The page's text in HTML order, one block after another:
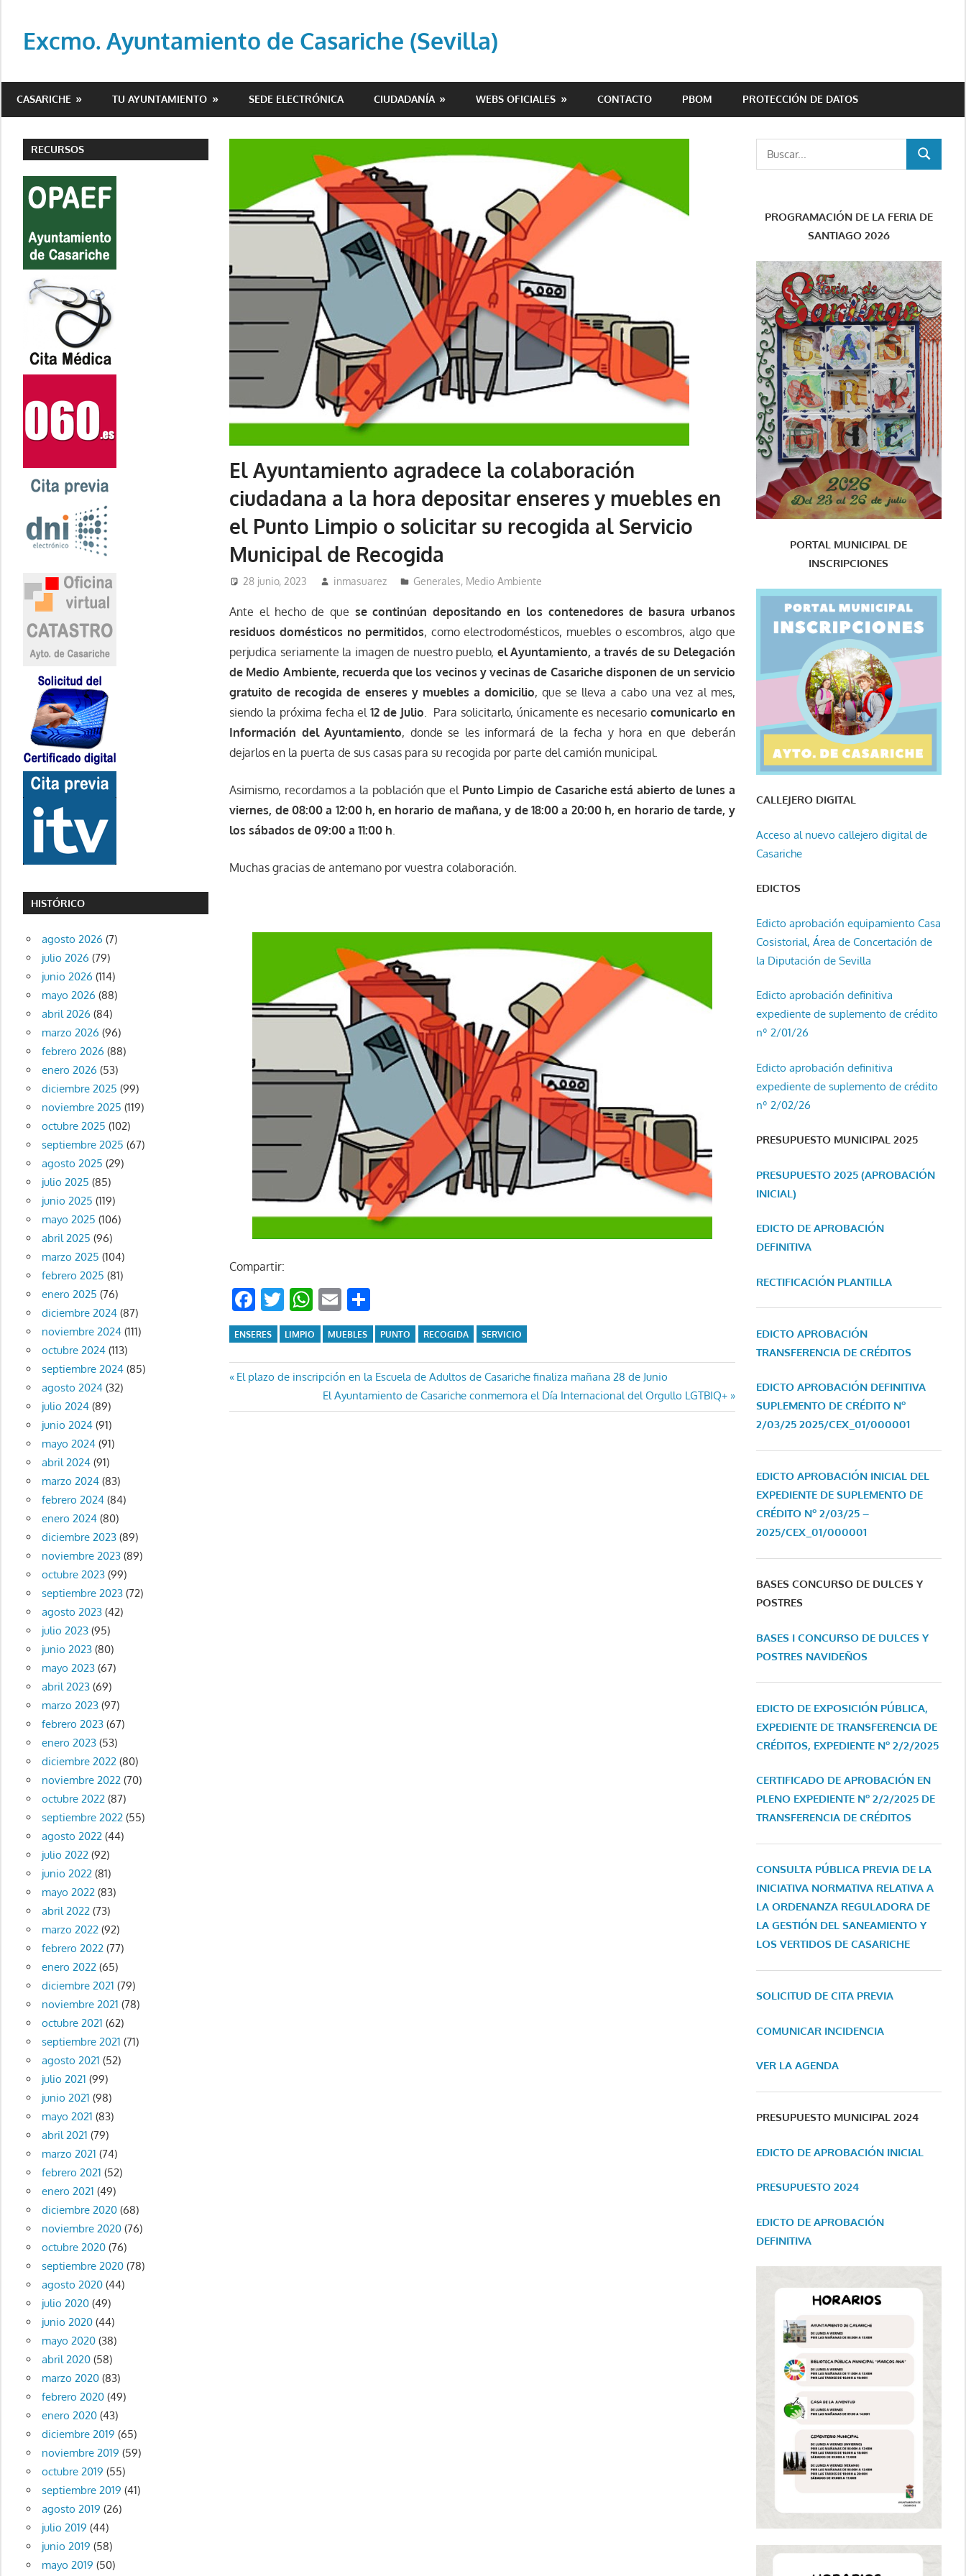
contenido
Excmo. Ayuntamiento de Casariche (Sevilla)
del
de
Casariche
CASARICHE TU AYUNTAMIENTO SEDE ELECTRÓNICA CIUDADANÍA WEBS OFICIALES CONTACTO PBOM PROTECCIÓN DE DATOS
El Ayuntamiento agradece la colaboración
ciudadana a la hora depositar enseres y muebles en
el Punto Limpio o solicitar su recogida al Servicio
Municipal de Recogida
28 junio, 2023 inmasuarez Generales, Medio Ambiente
Ante el hecho de que se continúan depositando en los contenedores de basura urbanos
residuos domésticos no permitidos, como electrodomésticos, muebles o escombros, algo que
perjudica seriamente la imagen de nuestro pueblo, el Ayuntamiento, a través de su Delegación
de Medio Ambiente, recuerda que los vecinos y vecinas de Casariche disponen de un servicio
gratuito de recogida de enseres y muebles a domicilio, que se lleva a cabo una vez al mes,
siendo la próxima fecha el12 de Julio . Para solicitarlo, únicamente es necesariocomunicarlo en
Información del Ayuntamiento, donde se les informará de la fecha y hora en que deberán
dejarlos en la puerta de sus casas para su recogida por parte del camión municipal.
Asimismo, recordamos a la población que el Punto Limpio de Casariche está abierto de lunes a
viernes, de 08:00 a 12:00 h, en horario de mañana, y de 18:00 a 20:00 h, en horario de tarde, y
los sábados de 09:00 a 11:00 h
Muchas gracias de antemano por vuestra colaboración.
Compartir:
Facebook
Twitter
WhatsApp
Email
ENSERES LIMPIO MUEBLES PUNTO RECOGIDA SERVICIO
Navegación
de
Entrada
El plazo de inscripción en la Escuela de Adultos de Casariche finaliza mañana 28 de Junio
Entrada
siguiente:
El Ayuntamiento de Casariche conmemora el Día Internacional del Orgullo LGTBIQ+
RECURSOS
HISTÓRICO
agosto 2026 (7)
julio 2026 (79)
junio 2026 (114)
mayo 2026 (88)
abril 2026 (84)
marzo 2026 (96)
febrero 2026 (88)
enero 2026 (53)
diciembre 2025 (99)
noviembre 2025 (119)
octubre 2025 (102)
septiembre 2025 (67)
agosto 2025 (29)
julio 2025 (85)
junio 2025 (119)
mayo 2025 (106)
abril 2025 (96)
marzo 2025 (104)
febrero 2025 (81)
enero 2025 (76)
diciembre 2024(87)
noviembre 2024(111)
octubre 2024(113)
septiembre 2024(85)
agosto 2024(32)
julio 2024(89)
junio 2024(91)
mayo 2024(91)
abril 2024(91)
marzo 2024(83)
febrero 2024(84)
enero 2024(80)
diciembre 2023(89)
noviembre 2023(89)
octubre 2023(99)
septiembre 2023(72)
agosto 2023(42)
julio 2023(95)
junio 2023(80)
mayo 2023(67)
abril 2023(69)
marzo 2023(97)
febrero 2023(67)
enero 2023(53)
diciembre 2022(80)
noviembre 2022(70)
octubre 2022(87)
septiembre 2022(55)
agosto 2022(44)
julio 2022(92)
junio 2022(81)
mayo 2022(83)
abril 2022(73)
marzo 2022(92)
febrero 2022(77)
enero 2022(65)
diciembre 2021 (79)
noviembre 2021 (78)
octubre 2021 (62)
septiembre 2021 (71)
agosto 2021 (52)
julio 2021 (99)
junio 2021 (98)
mayo 2021 (83)
abril 2021 (79)
marzo 2021 (74)
febrero 2021 (52)
enero 2021 (49)
diciembre 2020(68)
noviembre 2020(76)
octubre 2020(76)
septiembre 2020(78)
agosto 2020(44)
julio 2020(49)
junio 2020(44)
mayo 2020(38)
abril 2020(58)
marzo 2020(83)
febrero 2020(49)
enero 2020(43)
diciembre 2019 (65)
noviembre 2019 (59)
octubre 2019 (55)
septiembre 2019 (41)
agosto 2019 (26)
julio 2019 (44)
junio 2019 (58)
mayo 2019 (50)
BUSCAR
PROGRAMACIÓN DE LA FERIA DE
SANTIAGO 2026
PORTAL MUNICIPAL DE
INSCRIPCIONES
CALLEJERO DIGITAL
Acceso al nuevo callejero digital de
Casariche
EDICTOS
Edicto aprobación equipamiento Casa
Cosistorial, Área de Concertación de
la Diputación de Sevilla
Edicto aprobación definitiva
expediente de suplemento de crédito
nº 2/01/26
Edicto aprobación definitiva
expediente de suplemento de crédito
nº 2/02/26
PRESUPUESTO MUNICIPAL 2025
PRESUPUESTO 2025 (APROBACIÓN
INICIAL)
EDICTO DE APROBACIÓN
DEFINITIVA
RECTIFICACIÓN PLANTILLA
EDICTO APROBACIÓN
TRANSFERENCIA DE CRÉDITOS
EDICTO APROBACIÓN DEFINITIVA
SUPLEMENTO DE CRÉDITO Nº
2/03/25 2025/CEX_01/000001
EDICTO APROBACIÓN INICIAL DEL
EXPEDIENTE DE SUPLEMENTO DE
CRÉDITO Nº 2/03/25 –
2025/CEX_01/000001
BASES CONCURSO DE DULCES Y
POSTRES
BASES I CONCURSO DE DULCES Y
POSTRES NAVIDEÑOS
EDICTO DE EXPOSICIÓN PÚBLICA,
EXPEDIENTE DE TRANSFERENCIA DE
CRÉDITOS, EXPEDIENTE Nº 2/2/2025
CERTIFICADO DE APROBACIÓN EN
PLENO EXPEDIENTE Nº 2/2/2025 DE
TRANSFERENCIA DE CRÉDITOS
CONSULTA PÚBLICA PREVIA DE LA
INICIATIVA NORMATIVA RELATIVA A
LA ORDENANZA REGULADORA DE
LA GESTIÓN DEL SANEAMIENTO Y
LOS VERTIDOS DE CASARICHE
SOLICITUD DE CITA PREVIA
COMUNICAR INCIDENCIA
VER LA AGENDA
PRESUPUESTO MUNICIPAL 2024
EDICTO DE APROBACIÓN INICIAL
PRESUPUESTO 2024
EDICTO DE APROBACIÓN
DEFINITIVA